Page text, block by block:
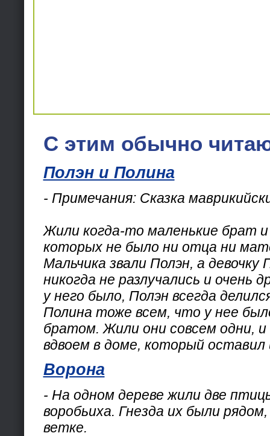
С этим обычно
Полэн и Полина
- Примечания: Сказка
Жили когда-то маленькие брат
которых не было ни отца ни
Мальчика звали Полэн, а девочку
никогда не разлучались и очень
у него было, Полэн всегда
Полина тоже всем, что у нее
братом. Жили они совсем одни,
вдвоем в доме, который
Ворона
- На одном дереве жили две
воробьиха. Гнезда их были
ветке.